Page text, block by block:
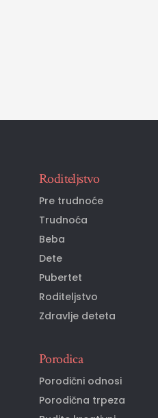
Roditeljstvo
Pre trudnoće
Trudnoća
Beba
Dete
Pubertet
Roditeljstvo
Zdravlje deteta
Porodica
Porodični odnosi
Porodična trpeza